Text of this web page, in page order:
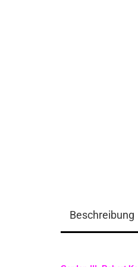
Beschreibung